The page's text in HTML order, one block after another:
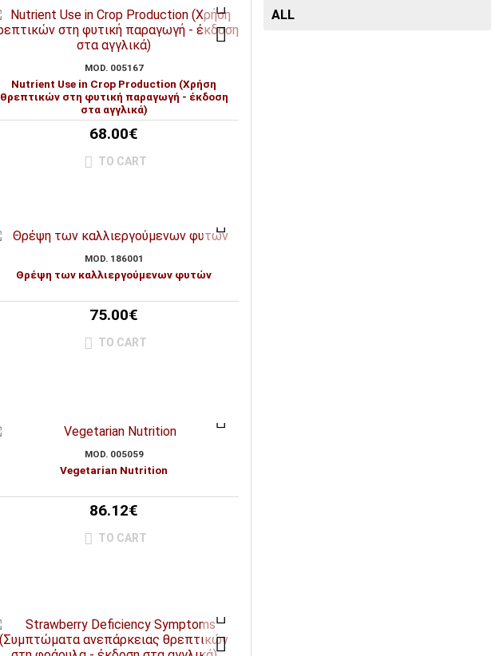
MOD. 005167
Nutrient Use in Crop Production (Χρήση
θρεπτικών στη φυτική παραγωγή - έκδοση
στα αγγλικά)
68.00€
TO CART
MOD. 186001
Θρέψη των καλλιεργούμενων φυτών
75.00€
TO CART
MOD. 005059
Vegetarian Nutrition
86.12€
TO CART
ALL